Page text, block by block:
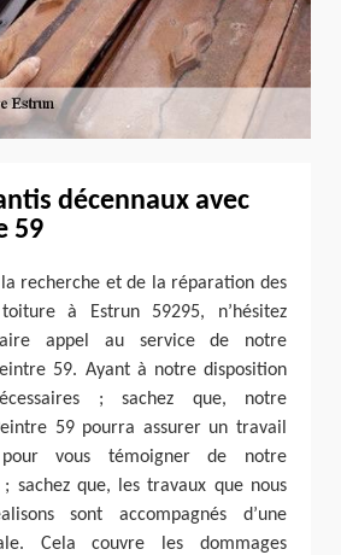
décennaux avec
59
la recherche et de la réparation des
à Estrun 59295, n’hésitez
appel au service de notre
59. Ayant à notre disposition
; sachez que, notre
59 pourra assurer un travail
vous témoigner de notre
; sachez que, les travaux que nous
sont accompagnés d’une
Cela couvre les dommages